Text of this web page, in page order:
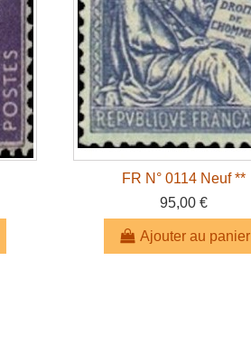
FR N° 0114 Neuf **
95,00 €
Ajouter au panier